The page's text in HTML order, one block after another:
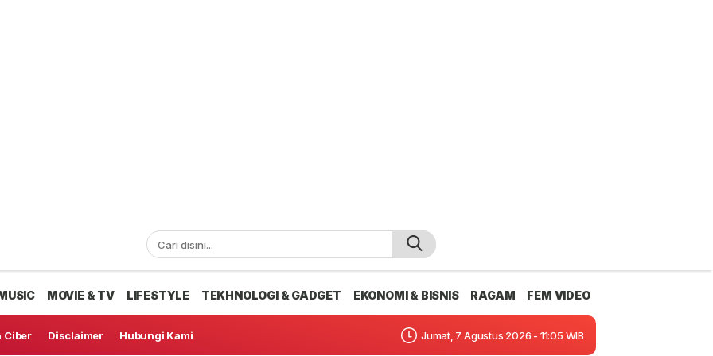
MOVIE & TV LIFESTYLE TEKHNOLOGI & GADGET EKONOMI & BISNIS RAGAM FEM VIDEO
Ciber Disclaimer Hubungi Kami Jumat, 7 Agustus 2026 - 11:05 WIB